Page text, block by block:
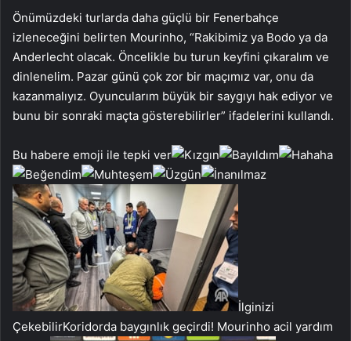
Önümüzdeki turlarda daha güçlü bir Fenerbahçe
izleneceğini belirten Mourinho, “Rakibimiz ya Bodo ya da
Anderlecht olacak. Öncelikle bu turun keyfini çıkaralım ve
dinlenelim. Pazar günü çok zor bir maçımız var, onu da
kazanmalıyız. Oyuncularım büyük bir saygıyı hak ediyor ve
bunu bir sonraki maçta gösterebilirler” ifadelerini kullandı.
Bu habere emoji ile tepki ver
İlginizi
ÇekebilirKoridorda baygınlık geçirdi! Mourinho acil yardım